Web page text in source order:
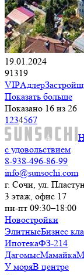
19.01.2024
91319
VIPАдлер
Показать больше
Показано 16 из 26
1234567
с удовольствием
8-938-496-86-99
info@sunsochi.com
г. Сочи, ул.
3 этаж, офис 17
пн-пт 09:30–18:00
Новостройки
ЭлитныеБизнес
ИпотекаФЗ-214
ДагомысМамайка
У моряВ центре